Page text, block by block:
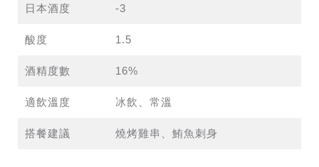
日本酒度 -3
酸度 1.5
酒精度數 16%
適飲溫度 冰飲、常溫
搭餐建議 燒烤雞串、鮪魚刺身